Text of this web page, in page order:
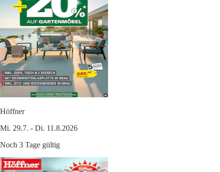
Höffner
Mi. 29.7. - Di. 11.8.2026
Noch 3 Tage gültig